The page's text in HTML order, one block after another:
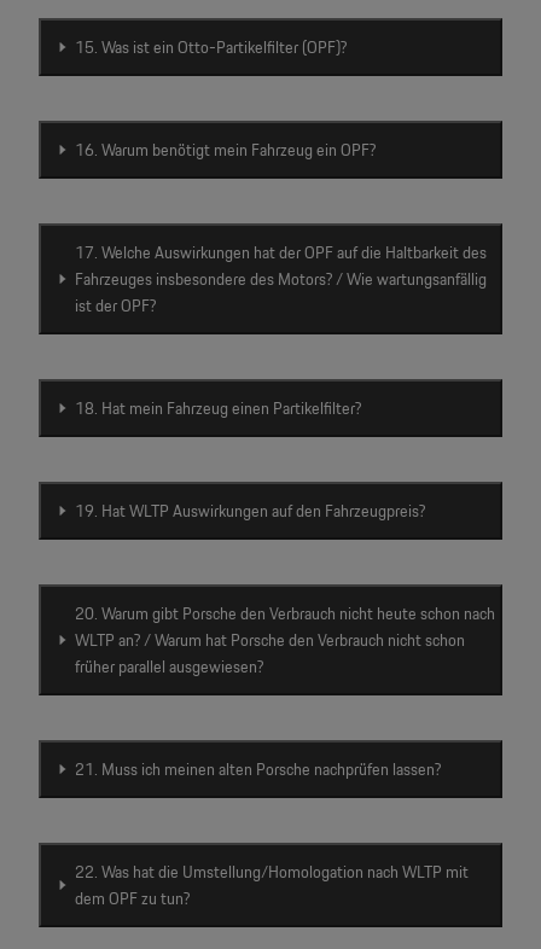
15. Was ist ein Otto-Partikelfilter (OPF)?
16. Warum benötigt mein Fahrzeug ein OPF?
17. Welche Auswirkungen hat der OPF auf die Haltbarkeit des
Fahrzeuges insbesondere des Motors? / Wie wartungsanfällig
ist der OPF?
18. Hat mein Fahrzeug einen Partikelfilter?
19. Hat WLTP Auswirkungen auf den Fahrzeugpreis?
20. Warum gibt Porsche den Verbrauch nicht heute schon nach
WLTP an? / Warum hat Porsche den Verbrauch nicht schon
früher parallel ausgewiesen?
21. Muss ich meinen alten Porsche nachprüfen lassen?
22. Was hat die Umstellung/Homologation nach WLTP mit
dem OPF zu tun?